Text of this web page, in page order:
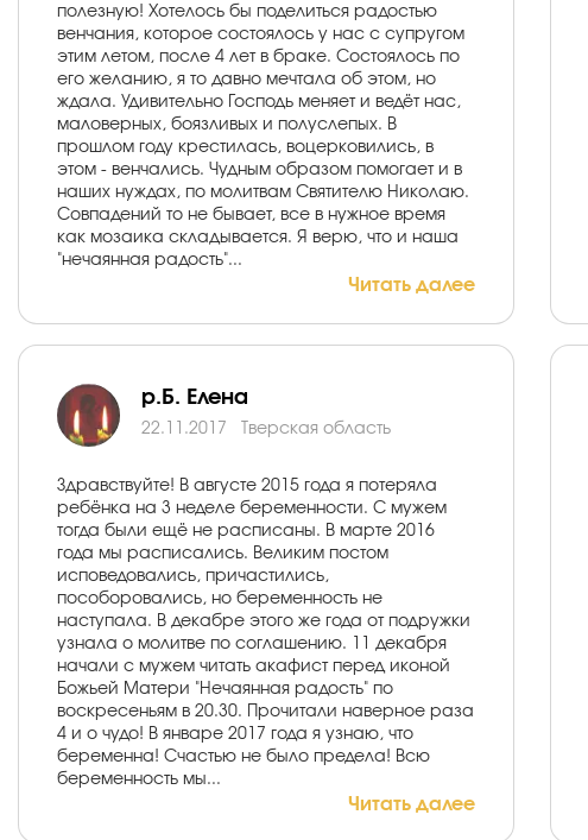
полезную! Хотелось бы поделиться радостью
венчания, которое состоялось у нас с супругом
этим летом, после 4 лет в браке. Состоялось по
его желанию, я то давно мечтала об этом, но
ждала. Удивительно Господь меняет и ведёт нас,
маловерных, боязливых и полуслепых. В
прошлом году крестилась, воцерковились, в
этом - венчались. Чудным образом помогает и в
наших нуждах, по молитвам Святителю Николаю.
Совпадений то не бывает, все в нужное время
как мозаика складывается. Я верю, что и наша
"нечаянная радость"...
Читать далее
р.Б. Елена
22.11.2017 Тверская область
Здравствуйте! В августе 2015 года я потеряла
ребёнка на 3 неделе беременности. С мужем
тогда были ещё не расписаны. В марте 2016
года мы расписались. Великим постом
исповедовались, причастились,
пособоровались, но беременность не
наступала. В декабре этого же года от подружки
узнала о молитве по соглашению. 11 декабря
начали с мужем читать акафист перед иконой
Божьей Матери "Нечаянная радость" по
воскресеньям в 20.30. Прочитали наверное раза
4 и о чудо! В январе 2017 года я узнаю, что
беременна! Счастью не было предела! Всю
беременность мы...
Читать далее